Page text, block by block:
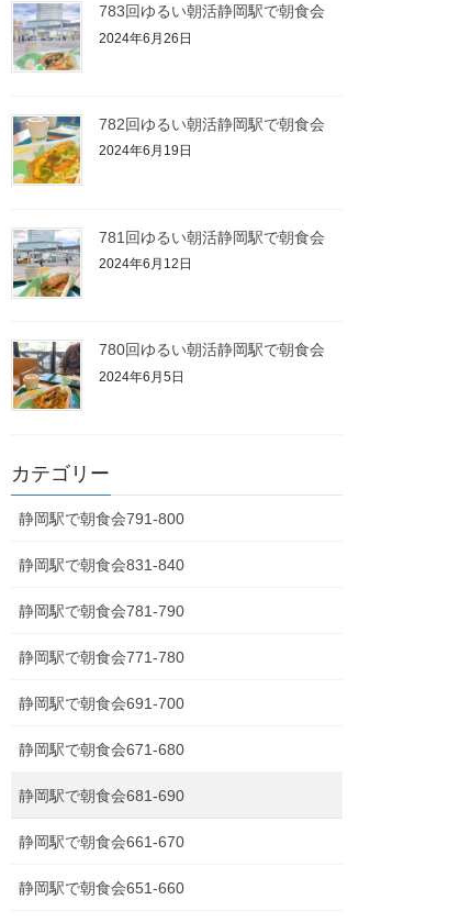
783回ゆるい朝活静岡駅で朝食会
2024年6月26日
782回ゆるい朝活静岡駅で朝食会
2024年6月19日
781回ゆるい朝活静岡駅で朝食会
2024年6月12日
780回ゆるい朝活静岡駅で朝食会
2024年6月5日
カテゴリー
静岡駅で朝食会791-800
静岡駅で朝食会831-840
静岡駅で朝食会781-790
静岡駅で朝食会771-780
静岡駅で朝食会691-700
静岡駅で朝食会671-680
静岡駅で朝食会681-690
静岡駅で朝食会661-670
静岡駅で朝食会651-660